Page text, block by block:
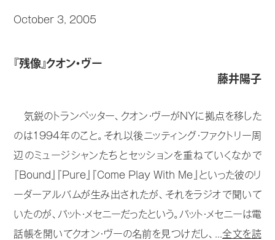
October 3, 2005
『残像』クオン・ヴー
藤井陽子
気鋭のトランペッター、クオン・ヴーがNYに拠点を移した
のは1994年のこと。それ以後ニッティング・ファクトリー周
辺のミュージシャンたちとセッションを重ねていくなかで
『Bound』『Pure』『Come Play With Me』といった彼のリ
ーダーアルバムが生み出されたが、それをラジオで聞いて
いたのが、パット・メセニーだったという。パット・メセニーは電
話帳を開いてクオン・ヴーの名前を見つけだし、...全文を読